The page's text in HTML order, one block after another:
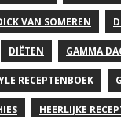
VAN SOMEREN
DIËTEN GAMMA
RECEPTENBOEK
HEERLIJKE